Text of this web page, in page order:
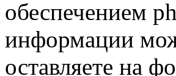
обеспечением
информации
оставляете на